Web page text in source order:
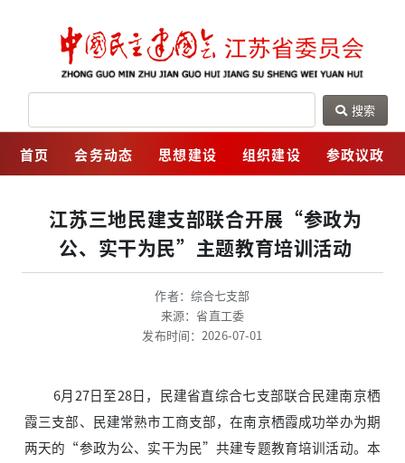
网
搜索
首页 会务动态 思想建设 组织建设 参政议政
江苏三地民建支部联合开展“参政为
公、实干为民”主题教育培训活动
作者：综合七支部
来源：省直工委
发布时间：2026-07-01
6月27日至28日，民建省直综合七支部联合民建南京栖
霞三支部、民建常熟市工商支部，在南京栖霞成功举办为期
两天的“参政为公、实干为民”共建专题教育培训活动。本